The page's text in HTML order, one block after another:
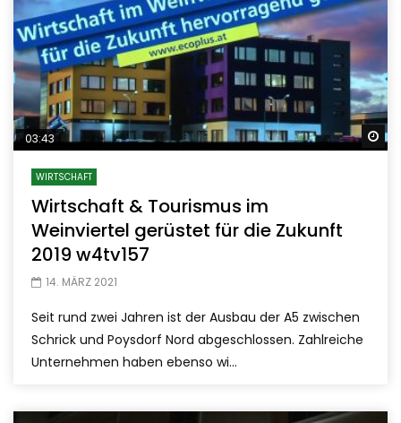
03:43
WIRTSCHAFT
Wirtschaft & Tourismus im
Weinviertel gerüstet für die Zukunft
2019 w4tv157
14. MÄRZ 2021
Seit rund zwei Jahren ist der Ausbau der A5 zwischen
Schrick und Poysdorf Nord abgeschlossen. Zahlreiche
Unternehmen haben ebenso wi...